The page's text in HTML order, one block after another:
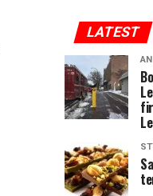
LATEST